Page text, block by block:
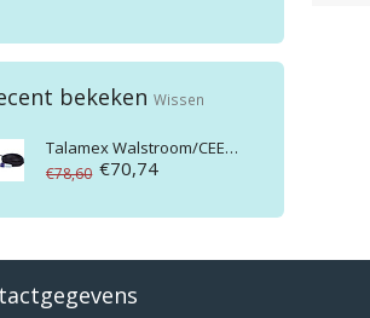
bekeken Wissen
TalamexWalstroom/CEE verlengkabel 3x1.5mm² 25m
€78,60 €70,74